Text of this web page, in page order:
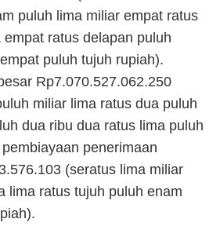
puluh lima miliar empat ratus
empat ratus delapan puluh
puluh tujuh rupiah).
Rp7.070.527.062.250
miliar lima ratus dua puluh
dua ribu dua ratus lima puluh
penerimaan
(seratus lima miliar
lima ratus tujuh puluh enam